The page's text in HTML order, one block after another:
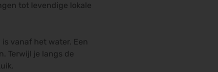
tot levendige lokale
vanaf het water. Een
Terwijl je langs de